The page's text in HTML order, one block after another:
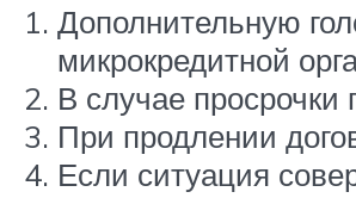
Дополнительную
микрокредитной
В случае
При продлении
Если ситуация